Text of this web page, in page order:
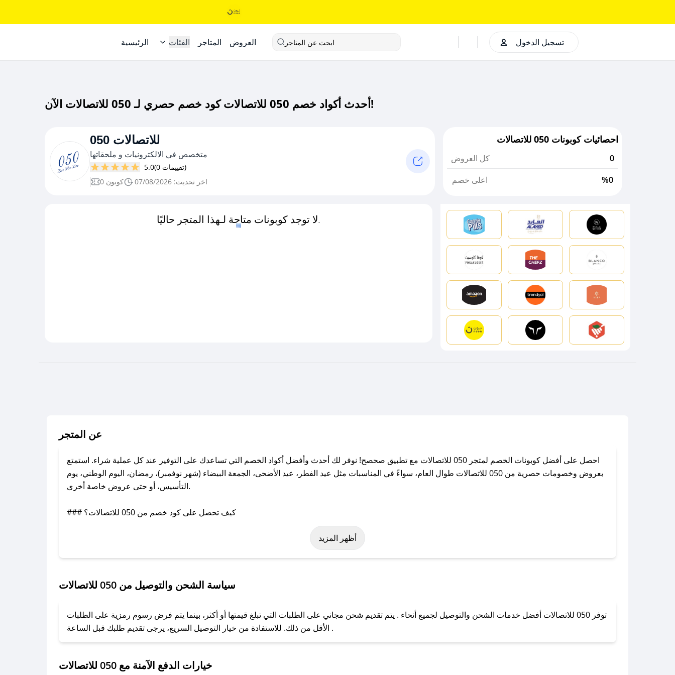
الرئيسية الفئات المتاجر العروض ابحث عن المتاجر تسجيل الدخول
أحدث أكواد خصم 050 للاتصالات كود خصم حصري لـ 050 للاتصالات الآن!
050 للاتصالات
متخصص في الالكترونيات و ملحقاتها
5.0
(0 تقييمات)
0 كوبون
اخر تحديث: 07/08/2026
احصائيات كوبونات 050 للاتصالات
كل العروض
0
اعلى خصم
%0
لا توجد كوبونات متاحة لـهذا المتجر حاليًا.
عن المتجر
احصل على أفضل كوبونات الخصم لمتجر 050 للاتصالات مع تطبيق صحصح! نوفر لك أحدث وأفضل أكواد الخصم التي تساعدك على التوفير عند كل عملية شراء. استمتع
بعروض وخصومات حصرية من 050 للاتصالات طوال العام، سواءً في المناسبات مثل عيد الفطر، عيد الأضحى، الجمعة البيضاء (شهر نوفمبر)، رمضان، اليوم الوطني، يوم
التأسيس، أو حتى عروض خاصة أخرى.
### كيف تحصل على كود خصم من 050 للاتصالات؟
باستخدام تطبيق صحصح، يمكنك العثور بسهولة على كود خصم 050 للاتصالات. وفي حال عدم توفر الكوبون، تواصل معنا عبر تويتر أو البريد الإلكتروني لإضافته بسرعة.
لا تقلق! يمكنك التواصل مع فريق دعم صحصح عبر الرسائل الخاصة على تويتر أو البريد الإلكتروني، وسنقوم بحل المشكلة في أسرع وقت ممكن.
### ماذا أفعل إذا لم أجد كود خصم لمتجري المفضل؟
أظهر المزيد
سياسة الشحن والتوصيل من 050 للاتصالات
توفر 050 للاتصالات أفضل خدمات الشحن والتوصيل لجميع أنحاء . يتم تقديم شحن مجاني على الطلبات التي تبلغ قيمتها أو أكثر، بينما يتم فرض رسوم رمزية على الطلبات
الأقل من ذلك. للاستفادة من خيار التوصيل السريع، يرجى تقديم طلبك قبل الساعة .
خيارات الدفع الآمنة مع 050 للاتصالات